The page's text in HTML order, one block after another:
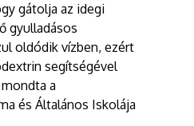
gátolja az idegi
gyulladásos
oldódik vízben, ezért
segítségével
a
és Általános Iskolája